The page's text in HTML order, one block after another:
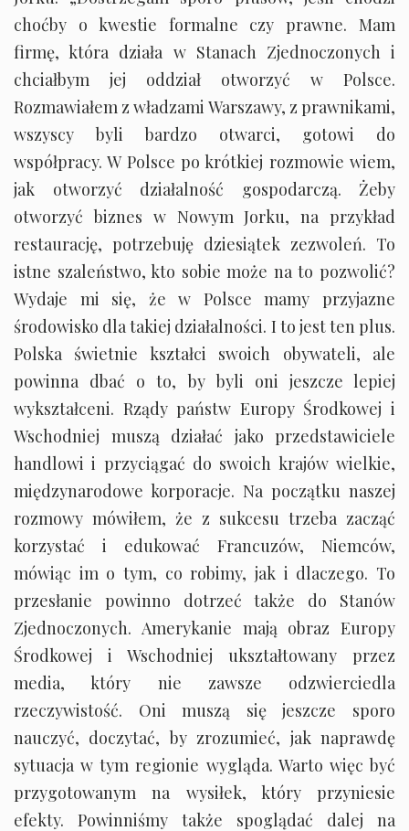
choćby o kwestie formalne czy prawne. Mam
firmę, która działa w Stanach Zjednoczonych i
chciałbym jej oddział otworzyć w Polsce.
Rozmawiałem z władzami Warszawy, z prawnikami,
wszyscy byli bardzo otwarci, gotowi do
współpracy. W Polsce po krótkiej rozmowie wiem,
jak otworzyć działalność gospodarczą. Żeby
otworzyć biznes w Nowym Jorku, na przykład
restaurację, potrzebuję dziesiątek zezwoleń. To
istne szaleństwo, kto sobie może na to pozwolić?
Wydaje mi się, że w Polsce mamy przyjazne
środowisko dla takiej działalności. I to jest ten plus.
Polska świetnie kształci swoich obywateli, ale
powinna dbać o to, by byli oni jeszcze lepiej
wykształceni. Rządy państw Europy Środkowej i
Wschodniej muszą działać jako przedstawiciele
handlowi i przyciągać do swoich krajów wielkie,
międzynarodowe korporacje. Na początku naszej
rozmowy mówiłem, że z sukcesu trzeba zacząć
korzystać i edukować Francuzów, Niemców,
mówiąc im o tym, co robimy, jak i dlaczego. To
przesłanie powinno dotrzeć także do Stanów
Zjednoczonych. Amerykanie mają obraz Europy
Środkowej i Wschodniej ukształtowany przez
media, który nie zawsze odzwierciedla
rzeczywistość. Oni muszą się jeszcze sporo
nauczyć, doczytać, by zrozumieć, jak naprawdę
sytuacja w tym regionie wygląda. Warto więc być
przygotowanym na wysiłek, który przyniesie
efekty. Powinniśmy także spoglądać dalej na